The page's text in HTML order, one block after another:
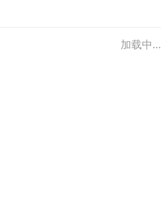
加载中...